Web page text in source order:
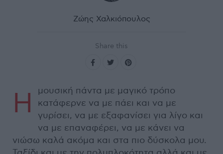
Ζώης Χαλκιόπουλος
Share this
Η
μουσική πάντα με μαγικό τρόπο
κατάφερνε να με πάει και να με
γυρίσει, να με εξαφανίσει για λίγο και
να με επαναφέρει, να με κάνει να
νιώσω καλά ακόμα και στα πιο δύσκολα μου.